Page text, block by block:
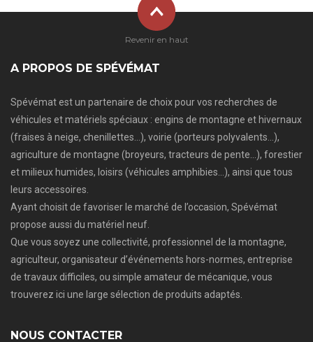
A PROPOS DE SPÉVÉMAT
Spévémat est un partenaire de choix pour vos recherches de
véhicules et matériels spéciaux : engins de montagne et hivernaux
(fraises à neige, chenillettes…), voirie (porteurs polyvalents…),
agriculture de montagne (broyeurs, tracteurs de pente…), forestier
et milieux humides, loisirs (véhicules amphibies…), ainsi que tous
leurs accessoires.
Ayant choisit de favoriser le marché de l’occasion, Spévémat
propose aussi du matériel neuf.
Que vous soyez une collectivité, professionnel de la montagne,
agriculteur, organisateur d’événements hors-normes, entreprise
de travaux difficiles, ou simple amateur de mécanique, vous
trouverez ici une large sélection de produits adaptés.
NOUS CONTACTER
Revenir en haut